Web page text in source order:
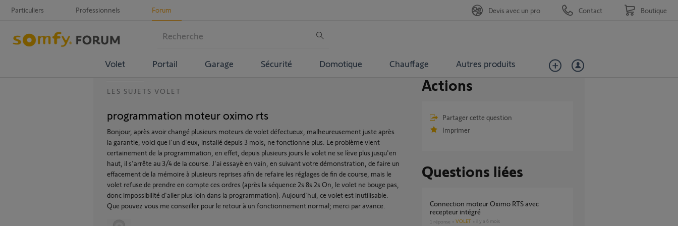
Particuliers Professionnels Forum
Volet Portail Garage Sécurité Domotique Chauffage Autres produits
Devis avec un pro Contact Boutique
LES SUJETS VOLET
programmation moteur oximo rts
Bonjour, après avoir changé plusieurs moteurs de volet défectueux, malheureusement juste après
la garantie, voici que l'un d'eux, installé depuis 3 mois, ne fonctionne plus. Le problème vient
certainement de la programmation, en effet, depuis plusieurs jours le volet ne se lève plus jusqu'en
haut, il s'arrête au 3/4 de la course. J'ai essayè en vain, en suivant votre démonstration, de faire un
effacement de la mémoire à plusieurs reprises afin de refaire les réglages de fin de course, mais le
volet refuse de prendre en compte ces ordres (après la séquence 2s 8s 2s On, le volet ne bouge pas,
donc impossibilité d'aller plus loin dans la programmation). Aujourd'hui, ce volet est inutilisable.
Que pouvez vous me conseiller pour le retour à un fonctionnement normal; merci par avance.
Actions
Partager cette question
Imprimer
Questions liées
Connection moteur Oximo RTS avec
recepteur intégré
1 réponse VOLET il y a 6 mois